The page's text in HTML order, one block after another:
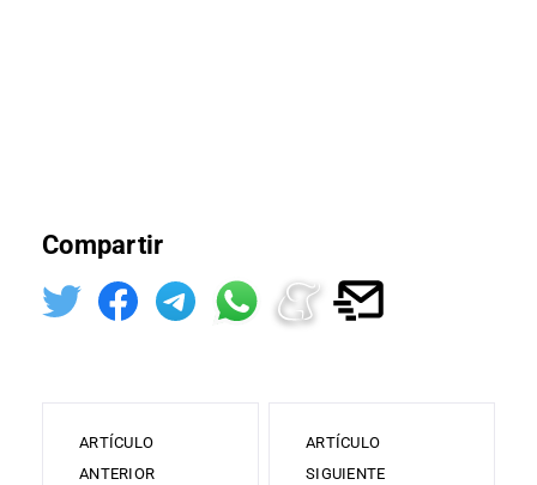
Compartir
ARTÍCULO
ANTERIOR
ARTÍCULO
SIGUIENTE